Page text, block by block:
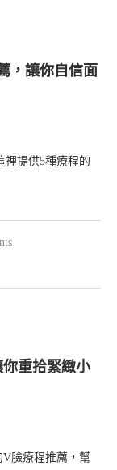
，讓你自信面
裡提供5種療程的
重拾緊緻小
臉療程推薦，幫